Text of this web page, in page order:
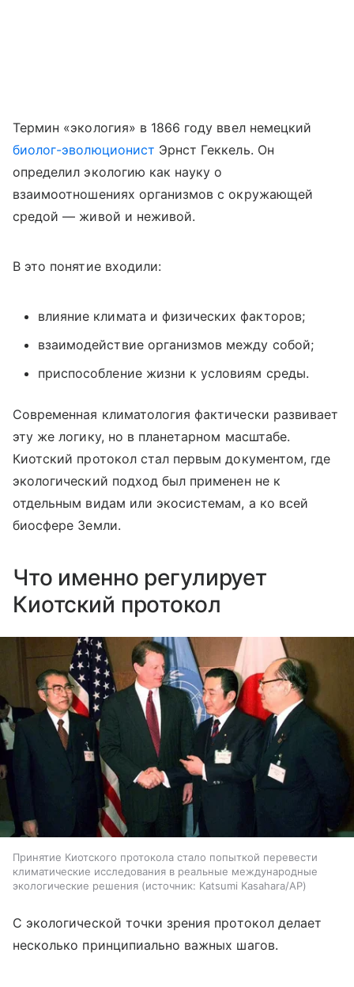
Термин «экология» в 1866 году ввел немецкий
биолог-эволюционист Эрнст Геккель. Он
определил экологию как науку о
взаимоотношениях организмов с окружающей
средой — живой и неживой.
В это понятие входили:
влияние климата и физических факторов;
взаимодействие организмов между собой;
приспособление жизни к условиям среды.
Современная климатология фактически развивает
эту же логику, но в планетарном масштабе.
Киотский протокол стал первым документом, где
экологический подход был применен не к
отдельным видам или экосистемам, а ко всей
биосфере Земли.
Что именно регулирует
Киотский протокол
Принятие Киотского протокола стало попыткой перевести
климатические исследования в реальные международные
экологические решения
источник: Katsumi Kasahara/AP
С экологической точки зрения протокол делает
несколько принципиально важных шагов.